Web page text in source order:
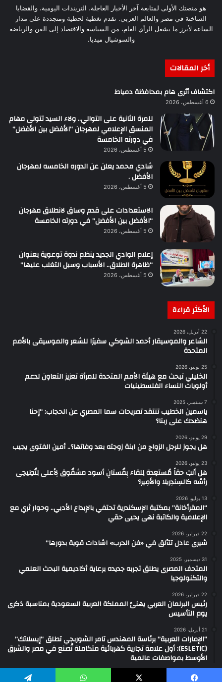
هو منصتك الأولى لمتابعة آخر الأخبار العاجلة، التريندات اليومية، والقضايا
الساخنة في مصر والعالم العربي. نقدم تغطية لحظية ومتجددة على مدار
الساعة لأبرز ما يشغل الرأي العام، من السياسة والاقتصاد إلى الفن والرياضة
والسوشيال ميديا.
أخر المقالات
اكتشاف أثرى هام بمحافظة دمياط
6 أغسطس، 2026
للمرة الثانية على التوالي.. ولاء السيد تتولى مهام
المنسق الإعلامي لمهرجان “الأفضل بين الأفضل”
في دورته الخامسة
5 أغسطس، 2026
شادي محمد يعلن عن الدوره الخامسه لمهرجان
الأفضل .
5 أغسطس، 2026
الاستعدادات على قدم وساق لانطلاق مهرجان
“الأفضل بين الأفضل” في دورته الخامسة
5 أغسطس، 2026
إعلام الوادي الجديد ينظم ندوة توعوية بعنوان
“ظاهرة الطلاق.. الأسباب وسبل التغلب عليها”
5 أغسطس، 2026
الأكثر قراءة
22 أبريل، 2026
الشاعر والموسيقار أحمد الشوكي سفيرًا للشعر والموسيقى بالأمم
المتحدة
25 يونيو، 2026
الخليلي تبحث مع هيئة الأمم المتحدة للمرأة تعزيز التعاون لدعم
أولويات النساء الفلسطينيات
7 سبتمبر، 2025
ياسمين الخطيب تنتقد تصريحات سما المصري عن الحجاب: “إحنا
هنضحك على ربنا؟
29 يونيو، 2026
هل يجوز للرجل الزواج من ابنة زوجته بعد وفاتها؟.. أمين الفتوى يجيب
23 يوليو، 2026
هل أنتِ حقاً مُستعِدة لِلقاء بِفُستانِ أسود مشقُوق لِأعلى لِتُطِيحِى
رأسُه كالسِندِريلا والأمِير؟
13 يوليو، 2026
“المقرأخانة” بمكتبة الإسكندرية تحتفي بالإبداع الأدبي.. وحوار ثري مع
الإعلامية والكاتبة نهى يحيى حقي
22 فبراير، 2026
شيرى عادل تتألق في «فن الحرب» اشادات قوية بدورها”
31 ديسمبر، 2025
المتحف المصرى يطلق تجربه جديده برعاية أكاديمية البحث العلمي
والتكنولوجيا
22 فبراير، 2026
رئيس البرلمان العربي يهنئ المملكة العربية السعودية بمناسبة ذكرى
يوم التأسيس
21 أبريل، 2026
“الإمارات العربية” برئاسة المهندس تامر الشوربجي تطلق “إيسلاتك”
(ESLETIC): أول علامة تجارية كهربائية متكاملة تُصنع في مصر والشرق
الأوسط بمواصفات عالمية